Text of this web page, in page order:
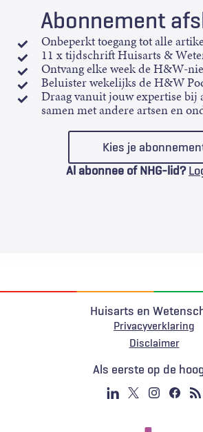
Abonnement
Onbeperkt toegang tot alle
11 x tijdschrift Huisarts &
Ontvang elke week de H&W-
Beluister wekelijks de H&W
Draag vanuit jouw expertise bij
samen met andere artsen en
Kies je
Al abonnee of NHG-lid?
Huisarts en
Privacyverklaring
Voet
Disclaimer
Als eerste op de